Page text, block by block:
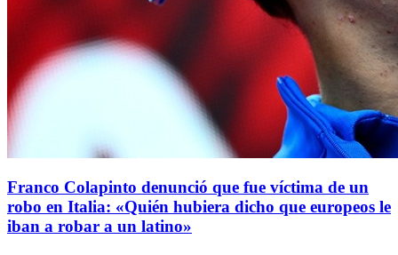
Franco Colapinto denunció que fue víctima de un
robo en Italia: «Quién hubiera dicho que europeos le
iban a robar a un latino»